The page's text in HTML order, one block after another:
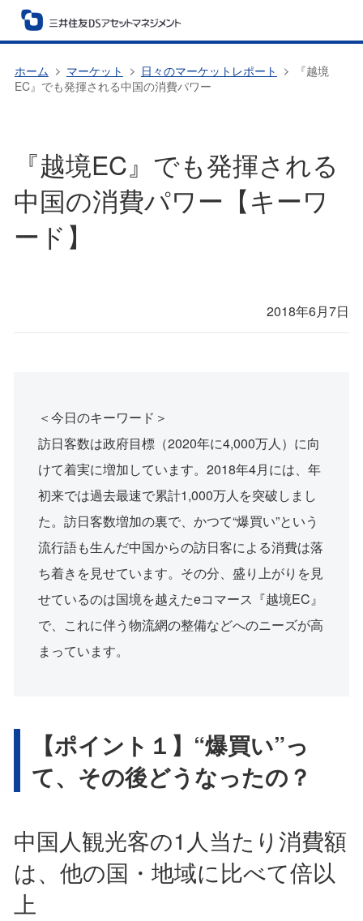
ホーム マーケット 日々のマーケットレポート
『越境
EC』でも発揮される中国の消費パワー
『越境EC』でも発揮される
中国の消費パワー【キーワ
ード】
2018年6月7日
＜今日のキーワード＞
訪日客数は政府目標（2020年に4,000万人）に向
けて着実に増加しています。2018年4月には、年
初来では過去最速で累計1,000万人を突破しまし
た。訪日客数増加の裏で、かつて“爆買い”という
流行語も生んだ中国からの訪日客による消費は落
ち着きを見せています。その分、盛り上がりを見
せているのは国境を越えたeコマース『越境EC』
で、これに伴う物流網の整備などへのニーズが高
まっています。
【ポイント１】“爆買い”っ
て、その後どうなったの？
中国人観光客の1人当たり消費額
は、他の国・地域に比べて倍以
上